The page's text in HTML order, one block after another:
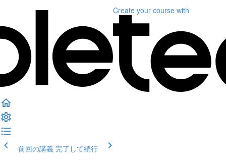
Create your course with
前回の講義 完了して続行